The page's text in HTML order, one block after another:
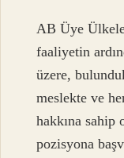
AB Üye
faaliyetin
üzere,
meslekte ve
hakkına sahip
pozisyona